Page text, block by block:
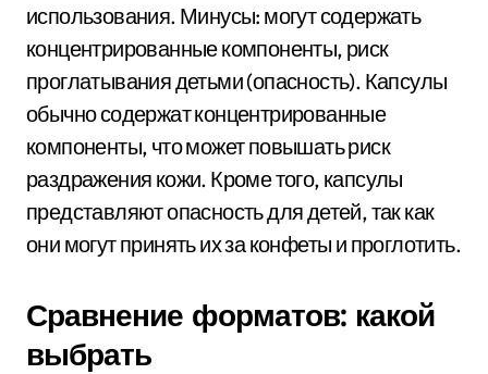
использования. Минусы: могут содержать
концентрированные компоненты, риск
проглатывания детьми (опасность). Капсулы
обычно содержат концентрированные
компоненты, что может повышать риск
раздражения кожи. Кроме того, капсулы
представляют опасность для детей, так как
они могут принять их за конфеты и проглотить.
Сравнение форматов: какой
выбрать